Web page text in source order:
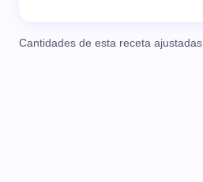
Cantidades de esta receta